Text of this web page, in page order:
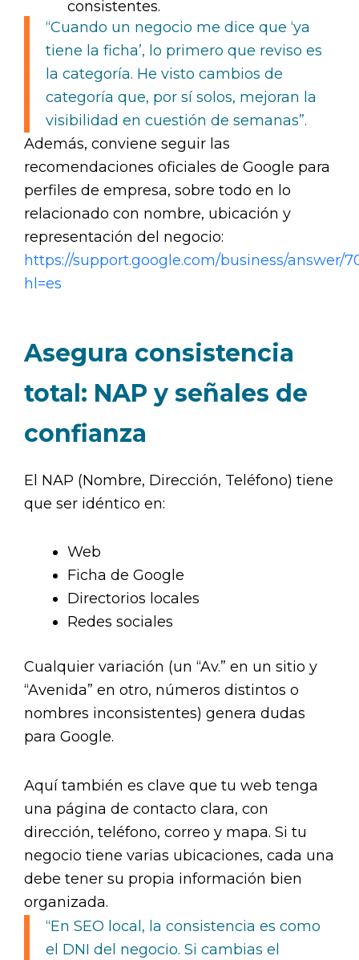
consistentes.
“Cuando un negocio me dice que ‘ya
tiene la ficha’, lo primero que reviso es
la categoría. He visto cambios de
categoría que, por sí solos, mejoran la
visibilidad en cuestión de semanas”.
Además, conviene seguir las
recomendaciones oficiales de Google para
perfiles de empresa, sobre todo en lo
relacionado con nombre, ubicación y
representación del negocio:
https://support.google.com/business/answer/
hl=es
Asegura consistencia
total: NAP y señales de
confianza
El NAP (Nombre, Dirección, Teléfono) tiene
que ser idéntico en:
Web
Ficha de Google
Directorios locales
Redes sociales
Cualquier variación (un “Av.” en un sitio y
“Avenida” en otro, números distintos o
nombres inconsistentes) genera dudas
para Google.
Aquí también es clave que tu web tenga
una página de contacto clara, con
dirección, teléfono, correo y mapa. Si tu
negocio tiene varias ubicaciones, cada una
debe tener su propia información bien
organizada.
“En SEO local, la consistencia es como
el DNI del negocio. Si cambias el